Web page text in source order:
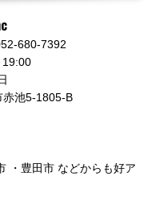
680-7392
19:00
赤池5-1805-B
・ 豊田市 などからも好ア